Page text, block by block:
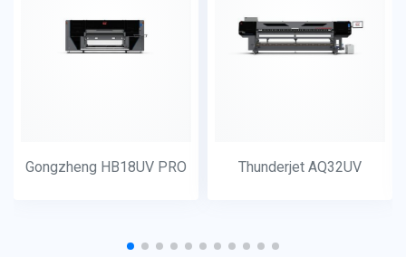
Gongzheng HB18UV PRO Thunderjet AQ32UV